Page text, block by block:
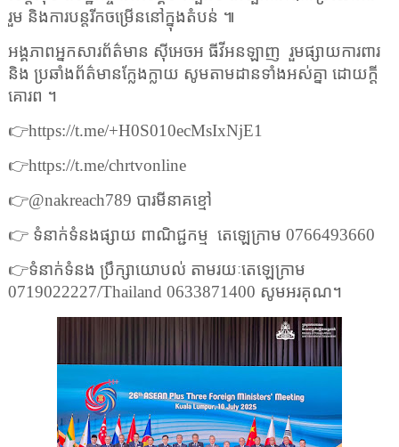
រួម និងការបន្តរីកចម្រើននៅក្នុងតំបន់ ៕
អង្គភាពអ្នកសារព័ត៌មាន ស៊ីអេចអ ធីវីអនឡាញ រួមផ្សាយការពារ
និង ប្រឆាំងព័ត៌មានក្លែងក្លាយ សូមតាមដានទាំងអស់គ្នា ដោយក្តី
គោរព ។
👉https://t.me/+H0S010ecMsIxNjE1
👉https://t.me/chrtvonline
👉@nakreach789 បារមីនាគខ្មៅ
👉 ទំនាក់ទំនងផ្សាយ ពាណិជ្ជកម្ម តេឡេក្រាម 0766493660
👉ទំនាក់ទំនង ប្រឹក្សាយោបល់ តាមរយៈតេឡេក្រាម
0719022227/Thailand 0633871400 សូមអរគុណ។